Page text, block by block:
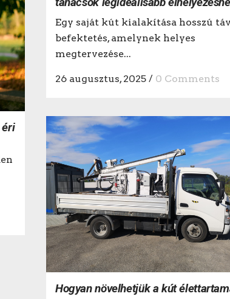
Egy saját kút kialakítása hosszú
befektetés, amelynek helyes
megtervezése...
26 augusztus, 2025 / 0 Comments
éri
Hogyan növelhetjük a kút